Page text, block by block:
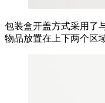
包装盒开盖方式采用了
物品放置在上下两个区域